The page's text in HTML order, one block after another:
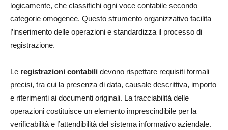
logicamente, che classifichi ogni voce contabile secondo
categorie omogenee. Questo strumento organizzativo facilita
l’inserimento delle operazioni e standardizza il processo di
registrazione.
Le registrazioni contabili devono rispettare requisiti formali
precisi, tra cui la presenza di data, causale descrittiva, importo
e riferimenti ai documenti originali. La tracciabilità delle
operazioni costituisce un elemento imprescindibile per la
verificabilità e l’attendibilità del sistema informativo aziendale.